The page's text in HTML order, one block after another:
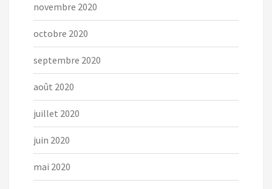
novembre 2020
octobre 2020
septembre 2020
août 2020
juillet 2020
juin 2020
mai 2020